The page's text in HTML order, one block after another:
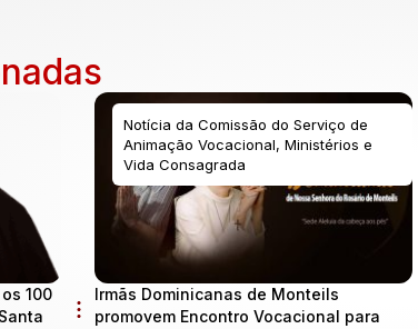
100
Notícia da Comissão do Serviço de
Animação Vocacional, Ministérios e
Vida Consagrada
Irmãs Dominicanas de Monteils
promovem Encontro Vocacional para